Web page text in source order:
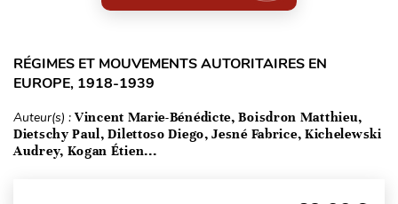
RÉGIMES ET MOUVEMENTS AUTORITAIRES EN
EUROPE, 1918-1939
Auteur(s) : Vincent Marie-Bénédicte, Boisdron Matthieu,
Dietschy Paul, Dilettoso Diego, Jesné Fabrice, Kichelewski
Audrey, Kogan Étien...